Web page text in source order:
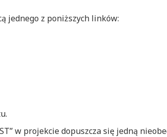
jednego z poniższych linków:
w projekcie dopuszcza się jedną